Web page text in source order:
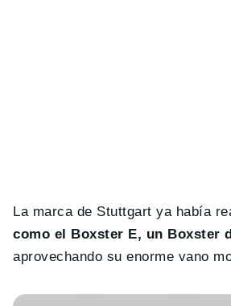
La marca de Stuttgart ya había
como el Boxster E, un Boxster
aprovechando su enorme vano